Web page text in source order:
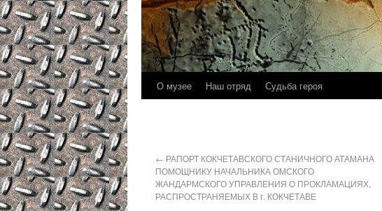
О музее Наш отряд Судьба героя
← РАПОРТ КОКЧЕТАВСКОГО СТАНИЧНОГО АТАМАНА
ПОМОЩНИКУ НАЧАЛЬНИКА ОМСКОГО
ЖАНДАРМСКОГО УПРАВЛЕНИЯ О ПРОКЛАМАЦИЯХ,
РАСПРОСТРАНЯЕМЫХ В г. КОКЧЕТАВЕ